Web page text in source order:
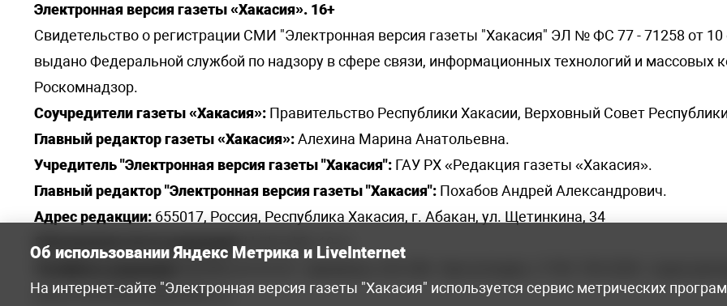
Электронная версия газеты «Хакасия». 16+
Свидетельство о регистрации СМИ "Электронная версия газеты "Хакасия" ЭЛ № ФС 77 - 71258 от 10
выдано Федеральной службой по надзору в сфере связи, информационных технологий и массовых
Роскомнадзор.
Соучредители газеты «Хакасия»: Правительство Республики Хакасии, Верховный Совет
Главный редактор газеты «Хакасия»:Алехина Марина Анатольевна.
Учредитель "Электронная версия газеты "Хакасия": ГАУ РХ «Редакция газеты «Хакасия».
Главный редактор "Электронная версия газеты "Хакасия": Похабов Андрей Александрович.
Адрес редакции: 655017, Россия, Республика Хакасия, г. Абакан, ул. Щетинкина, 34
Электронная почта редакции: khakred@r-19.ru
elena.s.korotkowa@yandex.ru.
Об использовании Яндекс Метрика и LiveInternet
На интернет-сайте "Электронная версия газеты "Хакасия" используется сервис метрических